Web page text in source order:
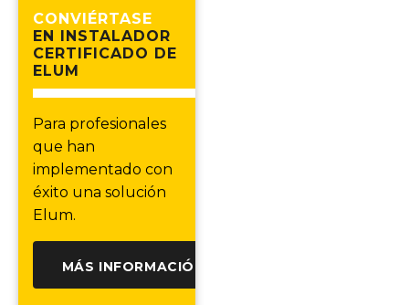
CONVIÉRTASE
EN INSTALADOR
CERTIFICADO DE
ELUM
Para profesionales
que han
implementado con
éxito una solución
Elum.
MÁS INFORMACIÓN